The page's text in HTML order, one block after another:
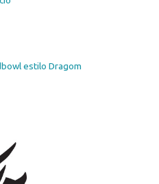
estilo Dragom